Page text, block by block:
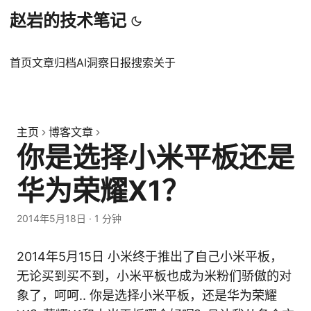
赵岩的技术笔记
首页文章归档AI洞察日报搜索关于
主页 博客文章
你是选择小米平板还是
华为荣耀X1？
2014年5月18日 · 1 分钟
2014年5月15日 小米终于推出了自己小米平板，
无论买到买不到，小米平板也成为米粉们骄傲的对
象了，呵呵.. 你是选择小米平板，还是华为荣耀